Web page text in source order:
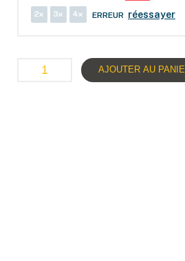
2 3 4 ERREUR réessayer
AJOUTER AU